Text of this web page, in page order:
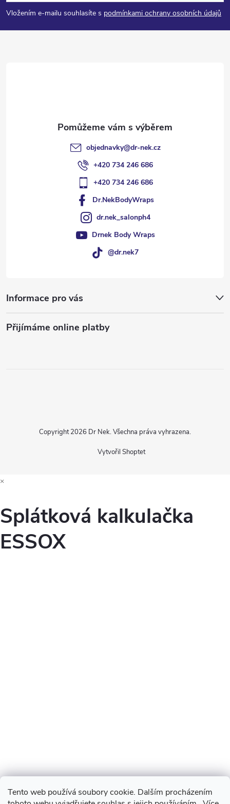
Tento web používá soubory cookie. Dalším procházením
pVložením e-mailu souhlasíte s podmínkami ochrany osobních údajů
objednavky@dr-nek.cz
+420 734 246 686
+420 734 246 686
Dr.NekBodyWraps
dr.nek_salonph4
Drnek Body Wraps
@dr.nek7
Informace pro vás
Přijímáme online platby
Vytvořil Shoptet
Copyright 2026 Dr Nek. Všechna práva vyhrazena.
×
Splátková kalkulačka
ESSOX